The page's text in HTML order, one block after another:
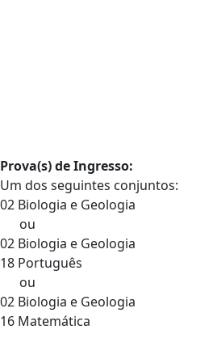
Prova(s) de Ingresso:
Um dos seguintes conjuntos:
02 Biologia e Geologia
ou
02 Biologia e Geologia
18 Português
ou
02 Biologia e Geologia
16 Matemática